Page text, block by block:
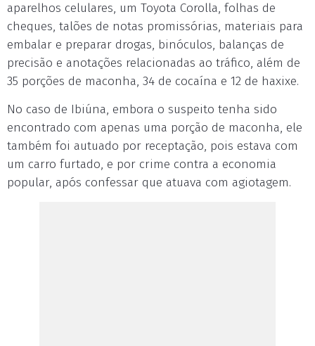
aparelhos celulares, um Toyota Corolla, folhas de
cheques, talões de notas promissórias, materiais para
embalar e preparar drogas, binóculos, balanças de
precisão e anotações relacionadas ao tráfico, além de
35 porções de maconha, 34 de cocaína e 12 de haxixe.
No caso de Ibiúna, embora o suspeito tenha sido
encontrado com apenas uma porção de maconha, ele
também foi autuado por receptação, pois estava com
um carro furtado, e por crime contra a economia
popular, após confessar que atuava com agiotagem.